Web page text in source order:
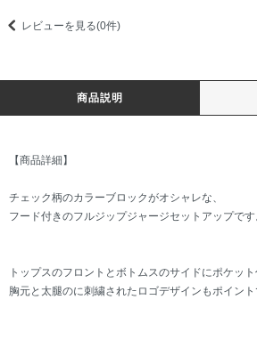
レビューを見る(0件)
商品説明
【商品詳細】
チェック柄のカラーブロックがオシャレな、
フード付きのフルジップジャージセットアップです
トップスのフロントとボトムスのサイドにポケット
胸元と太腿のに刺繍されたロゴデザインもポイント